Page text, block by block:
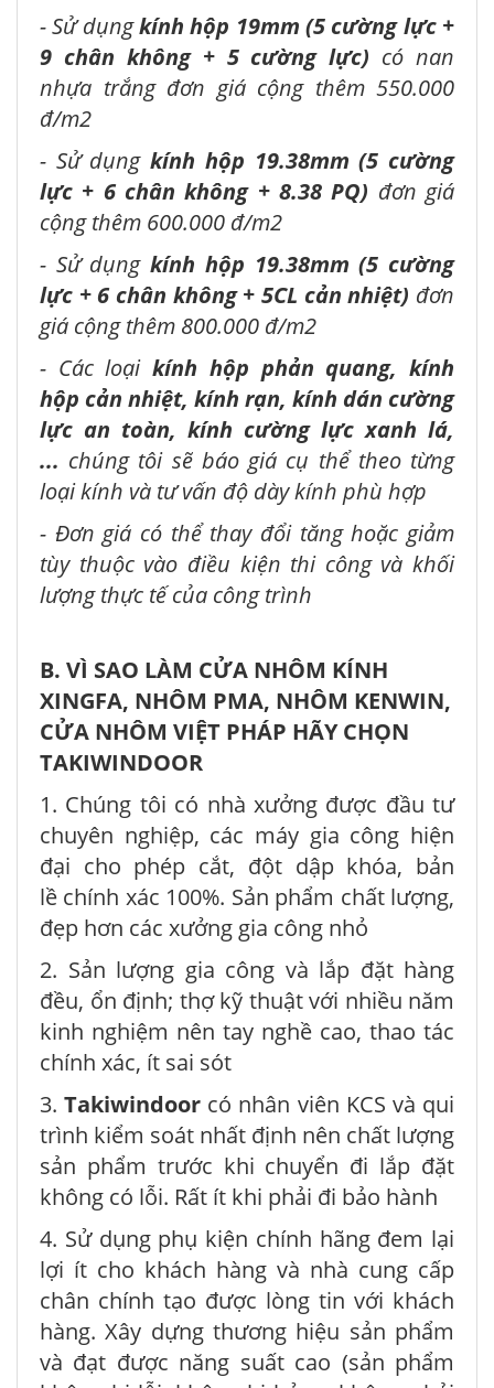
- Sử dụngkính hộp 19mm (5 cường lực +
9 chân không + 5 cường lực) có nan
nhựa trắng đơn giá cộng thêm 550.000
đ/m2
- Sử dụngkính hộp 19.38mm (5 cường
lực + 6 chân không + 8.38 PQ) đơn giá
cộng thêm 600.000 đ/m2
- Sử dụngkính hộp 19.38mm (5 cường
lực + 6 chân không + 5CL cản nhiệt) đơn
giá cộng thêm 800.000 đ/m2
- Các loạikính hộp phản quang, kính
hộp cản nhiệt, kính rạn, kính dán cường
lực an toàn, kính cường lực xanh lá,
... chúng tôi sẽ báo giá cụ thể theo từng
loại kính và tư vấn độ dày kính phù hợp
- Đơn giá có thể thay đổi tăng hoặc giảm
tùy thuộc vào điều kiện thi công và khối
lượng thực tế của công trình
B. VÌ SAO LÀM CỬA NHÔM KÍNH
XINGFA, NHÔM PMA, NHÔM KENWIN,
CỬA NHÔM VIỆT PHÁP HÃY CHỌN
TAKIWINDOOR
1. Chúng tôi có nhà xưởng được đầu tư
chuyên nghiệp, các máy gia công hiện
đại cho phép cắt, đột dập khóa, bản
lề chính xác 100%. Sản phẩm chất lượng,
đẹp hơn các xưởng gia công nhỏ
2. Sản lượng gia công và lắp đặt hàng
đều, ổn định; thợ kỹ thuật với nhiều năm
kinh nghiệm nên tay nghề cao, thao tác
chính xác, ít sai sót
3.Takiwindoor có nhân viên KCS và qui
trình kiểm soát nhất định nên chất lượng
sản phẩm trước khi chuyển đi lắp đặt
không có lỗi. Rất ít khi phải đi bảo hành
4. Sử dụng phụ kiện chính hãng đem lại
lợi ít cho khách hàng và nhà cung cấp
chân chính tạo được lòng tin với khách
hàng. Xây dựng thương hiệu sản phẩm
và đạt được năng suất cao (sản phẩm